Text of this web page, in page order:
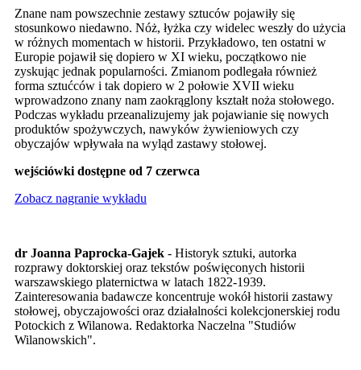
Znane nam powszechnie zestawy sztuców pojawiły się
stosunkowo niedawno. Nóż, łyżka czy widelec weszły do użycia
w różnych momentach w historii. Przykładowo, ten ostatni w
Europie pojawił się dopiero w XI wieku, początkowo nie
zyskując jednak popularności. Zmianom podlegała również
forma sztućców i tak dopiero w 2 połowie XVII wieku
wprowadzono znany nam zaokrąglony kształt noża stołowego.
Podczas wykładu przeanalizujemy jak pojawianie się nowych
produktów spożywczych, nawyków żywieniowych czy
obyczajów wpływała na wyląd zastawy stołowej.
wejściówki dostępne od 7 czerwca
Zobacz nagranie wykładu
dr Joanna Paprocka-Gajek - Historyk sztuki, autorka
rozprawy doktorskiej oraz tekstów poświęconych historii
warszawskiego platernictwa w latach 1822-1939.
Zainteresowania badawcze koncentruje wokół historii zastawy
stołowej, obyczajowości oraz działalności kolekcjonerskiej rodu
Potockich z Wilanowa. Redaktorka Naczelna "Studiów
Wilanowskich".